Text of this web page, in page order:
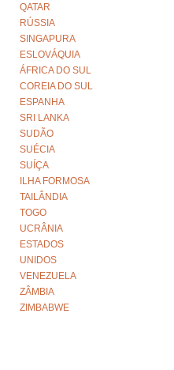
QATAR
RÚSSIA
SINGAPURA
ESLOVÁQUIA
ÁFRICA DO SUL
COREIA DO SUL
ESPANHA
SRI LANKA
SUDÃO
SUÉCIA
SUÍÇA
ILHA FORMOSA
TAILÂNDIA
TOGO
UCRÂNIA
ESTADOS
UNIDOS
VENEZUELA
ZÂMBIA
ZIMBABWE